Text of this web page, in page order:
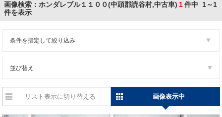
画像検索：ホンダレブル１１００(中頭郡読谷村,中古車) 1件中 1～1
件を表示
条件を指定して絞り込み
並び替え
リスト表示に切り替える 画像表示中